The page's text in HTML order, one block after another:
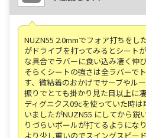
NUZN55 2.0mmでフォア打ちをし
がドライブを打ってみるとシート
な具合でラバーに食い込み凄く伸
そらくシートの強さは全ラバーで
す、微粘着のおかげでサーブやル
振りでとても掛かり見た目以上に
ディグニクス09cを使っていた時
いましたがNUZN55 にしてから鋭
りづらいボールが打てるようにな
より少し重いのでスイングスピー